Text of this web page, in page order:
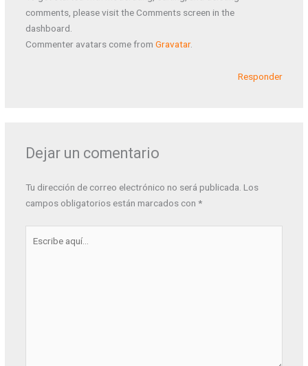
comments, please visit the Comments screen in the
dashboard.
Commenter avatars come from Gravatar.
Responder
Dejar un comentario
Tu dirección de correo electrónico no será publicada. Los
campos obligatorios están marcados con *